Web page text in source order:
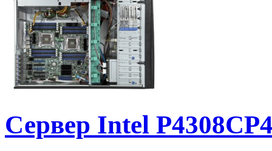
Сервер Intel